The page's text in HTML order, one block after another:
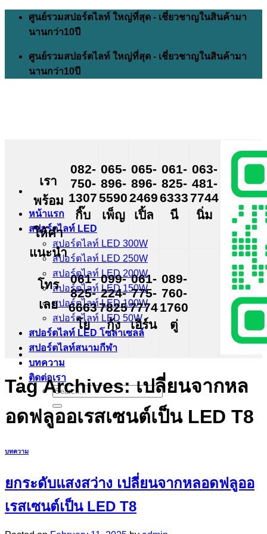
Skip
content
ศูนย์รวมสปอร์ตไลท์ ใหญ่ที่สุด - เชี่ยวชาญในสินค้ามา
นานกว่า10ปี
ศูนย์รวมสปอร์ตไลท์ ใหญ่ที่สุด - เชี่ยวชาญในสินค้ามา
นานกว่า10ปี
หน้าแรก
สปอร์ตไลท์ LED
สปอร์ตไลท์ LED 300W
สปอร์ตไลท์ LED 250W
สปอร์ตไลท์ LED 200W
สปอร์ตไลท์ LED 150W
สปอร์ตไลท์ LED 100W
สปอร์ตไลท์ LED 50W
สปอร์ตไลท์ LED โซล่าเซลล์
สปอร์ตไลท์สนามกีฬา
บทความ
ติดต่อเรา
Search
for:
เรา
พร้อม
ให้คำ
แนะนำ
โทร
เลย
082-
750-
1307
กิ๊บ
065-
896-
5590
เพ็ญ
065-
896-
2469
เปิ้ล
061-
825-
6333
นี
063-
481-
7744
นิ่ม
061-
825-
6663
โย
099-
224-
7825
กุ้ง
061-
775-
7774
เอิร์น
089-
760-
1760
ตู่
Tag Archives:เปลี่ยนจากหล
อดฟลูออเรสเซนต์เป็น LED T8
บทความ
ยกระดับแสงสว่าง เปลี่ยนจากหลอดฟลูออ
เรสเซนต์เป็น LED T8